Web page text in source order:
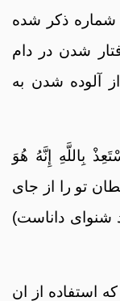
شماره ذکر شده
شدن در دام
از آلوده شدن به
بِاللَّهِ إِنَّهُ هُوَ
تو را از جای
شنوای داناست)
استفاده از ان